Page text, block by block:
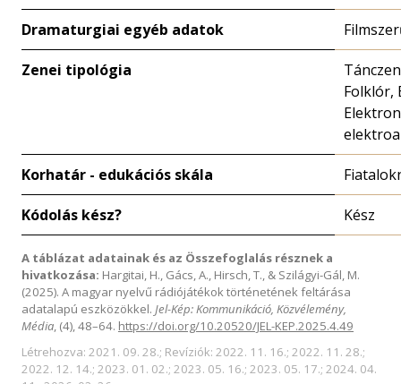
Dramaturgiai egyéb adatok
Zenei tipológia
Folklór,
Korhatár - edukációs skála
Kódolás kész? Kész
A táblázat adatainak és az Összefoglalás résznek a
hivatkozása: Hargitai, H., Gács, A., Hirsch, T., & Szilágyi-Gál, M.
(2025). A magyar nyelvű rádiójátékok történetének feltárása
adatalapú eszközökkel. Jel-Kép: Kommunikáció, Közvélemény,
Média, (4), 48–64. https://doi.org/10.20520/JEL-KEP.2025.4.49
Létrehozva: 2021. 09. 28.; Revíziók: 2022. 11. 16.; 2022. 11. 28.;
2022. 12. 14.; 2023. 01. 02.; 2023. 05. 16.; 2023. 05. 17.; 2024. 04.